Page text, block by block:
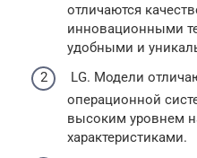
отличаются
инновационными
удобными и
LG. Модели
операционной
высоким уровнем
характеристиками.